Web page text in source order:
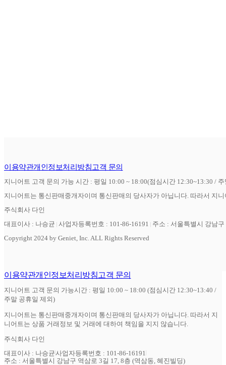
이용약관개인정보처리방침고객 문의
지니어트 고객 문의 가능 시간 : 평일 10:00 ~ 18:00(점심시간 12:30~13:30 /
지니어트는 통신판매중개자이며 통신판매의 당사자가 아닙니다. 따라서 지
주식회사 다인
대표이사 : 나승균 사업자등록번호 : 101-86-16191
주소 : 서울특별시 강남
Copyright 2024 by Geniet, Inc. ALL Rights Reserved
이용약관개인정보처리방침고객 문의
지니어트 고객 문의 가능시간 : 평일 10:00 ~ 18:00 (점심시간 12:30~13:40 /
주말 공휴일 제외)
지니어트는 통신판매중개자이며 통신판매의 당사자가 아닙니다. 따라서 지
니어트는 상품 거래정보 및 거래에 대하여 책임을 지지 않습니다.
주식회사 다인
대표이사 : 나승균사업자등록번호 : 101-86-16191
주소 : 서울특별시 강남구 역삼로 3길 17, 8층 (역삼동, 혜진빌딩)